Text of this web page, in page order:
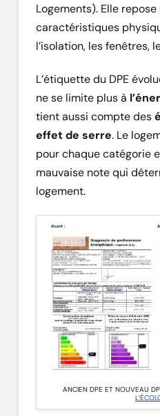
Logements). Elle
caractéristiques
l’isolation, les fenêtres,
L’étiquette du DPE
ne se limite plus à
tient aussi compte des
effet de serre. Le
pour chaque catégorie
mauvaise note qui
logement.
ANCIEN DPE ET NOUVEAU